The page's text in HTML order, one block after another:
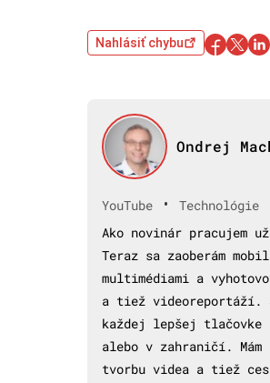
Nahlásiť chybu
Ondrej
YouTube •
Technológie
Ako novinár pracujem
Teraz sa zaoberám
multimédiami a
a tiež videoreportáží.
každej lepšej tlačovke
alebo v zahraničí.
tvorbu videa a tiež